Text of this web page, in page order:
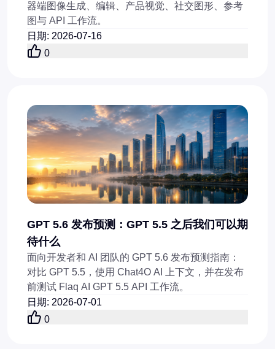
器端图像生成、编辑、产品视觉、社交图形、参考
图与 API 工作流。
日期: 2026-07-16
0
GPT 5.6 发布预测：GPT 5.5 之后我们可以期
待什么
面向开发者和 AI 团队的 GPT 5.6 发布预测指南：
对比 GPT 5.5，使用 Chat4O AI 上下文，并在发布
前测试 Flaq AI GPT 5.5 API 工作流。
日期: 2026-07-01
0